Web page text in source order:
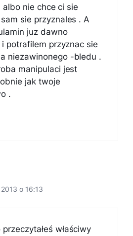
nie chce ci sie
sie przyznales . A
juz dawno
potrafilem przyznac sie
niezawinonego -bledu .
manipulaci jest
jak twoje
.
o 16:13
właściwy